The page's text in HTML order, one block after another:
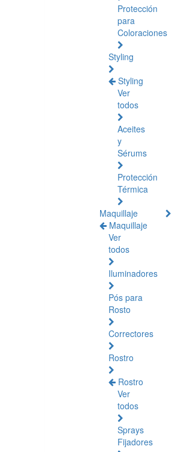
Protección
para
Coloraciones
Styling
Styling
Ver
todos
Aceites
y
Sérums
Protección
Térmica
Maquillaje
Maquillaje
Ver
todos
Iluminadores
Pós para
Rosto
Correctores
Rostro
Rostro
Ver
todos
Sprays
Fijadores